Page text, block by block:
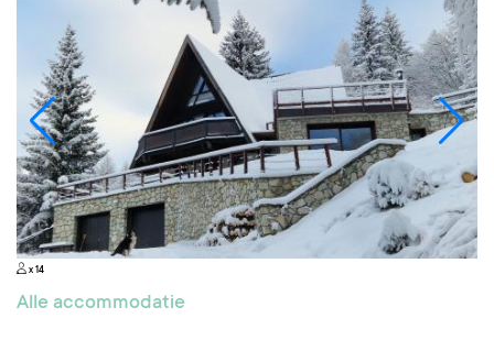
x 14
Alle accommodatie